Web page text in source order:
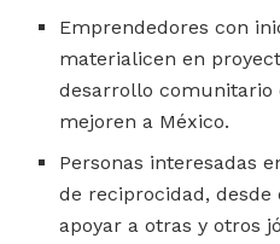
Emprendedores con
materialicen en
desarrollo comunitario
mejoren a México.
Personas interesadas
de reciprocidad,
apoyar a otras y otros